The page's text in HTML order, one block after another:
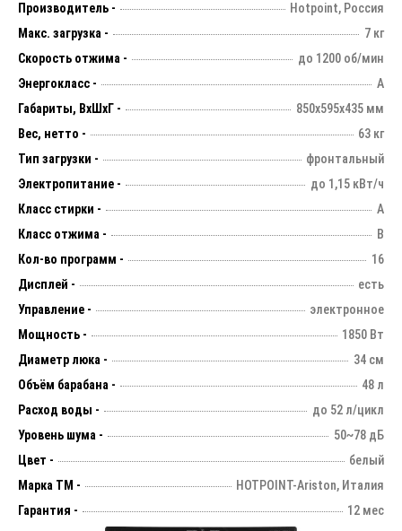
Производитель -
Hotpoint, Россия
Макс. загрузка -
7 кг
Скорость отжима -
до 1200 об/мин
Энергокласс -
А
Габариты, ВхШхГ -
850х595х435 мм
Вес, нетто -
63 кг
Тип загрузки -
фронтальный
Электропитание -
до 1,15 кВт/ч
Класс стирки -
А
Класс отжима -
B
Кол-во программ -
16
Дисплей -
есть
Управление -
электронное
Мощность -
1850 Вт
Диаметр люка -
34 см
Объём барабана -
48 л
Расход воды -
до 52 л/цикл
Уровень шума -
50~78 дБ
Цвет -
белый
Марка ТМ -
HOTPOINT-Ariston, Италия
Гарантия -
12 мес